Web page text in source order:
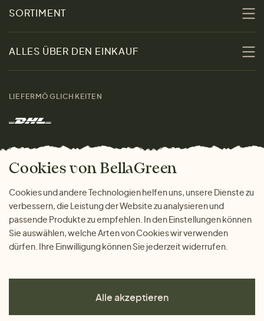
Über uns
Nachhaltigkeit
Kontakt
Marken
Das freundliche Magazin
SORTIMENT
Sale
Damen
Herren
Geschenke
ALLES ÜBER DEN EINKAUF
Warum bei uns einkaufen
LIEFERMÖGLICHKEITEN
ZAHLUNGSMÖGLICHKEITEN
Cookies von BellaGreen
Cookies und andere Technologien helfen uns, unsere Dienste zu
verbessern, die Leistung der Website zu analysieren und
passende Produkte zu empfehlen. In den Einstellungen können
Sie auswählen, welche Arten von Cookies wir verwenden
dürfen. Ihre Einwilligung können Sie jederzeit widerrufen.
Alle akzeptieren